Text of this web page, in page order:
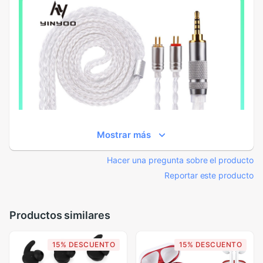
Mostrar más
Hacer una pregunta sobre el producto
Reportar este producto
Productos similares
15% DESCUENTO 15% DESCUENTO